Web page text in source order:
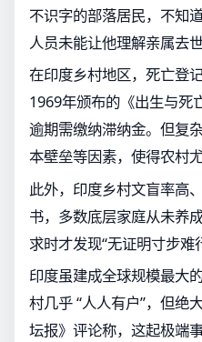
不识字的部落居民，不知
人员未能让他理解亲属去
在印度乡村地区，死亡登
1969年颁布的《出生与死
逾期需缴纳滞纳金。但复
本壁垒等因素，使得农村
此外，印度乡村文盲率高
书，多数底层家庭从未养
求时才发现“无证明寸步难
印度虽建成全球规模最大
村几乎 “人人有户”，但绝
坛报》评论称，这起极端